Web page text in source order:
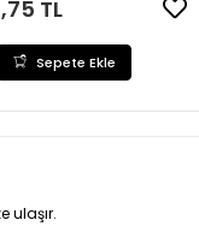
TL
Sepete Ekle
ulaşır.